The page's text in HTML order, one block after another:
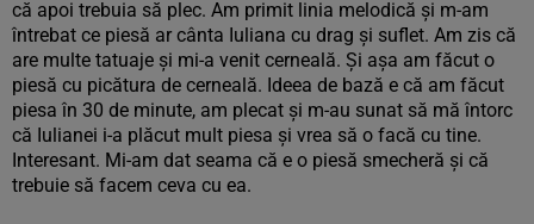
că apoi trebuia să plec. Am primit linia melodică și m-am
întrebat ce piesă ar cânta Iuliana cu drag și suflet. Am zis că
are multe tatuaje și mi-a venit cerneală. Și așa am făcut o
piesă cu picătura de cerneală. Ideea de bază e că am făcut
piesa în 30 de minute, am plecat și m-au sunat să mă întorc
că Iulianei i-a plăcut mult piesa și vrea să o facă cu tine.
Interesant. Mi-am dat seama că e o piesă smecheră și că
trebuie să facem ceva cu ea.